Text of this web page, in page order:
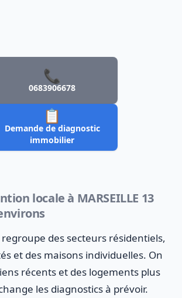
📞
0683906678
📋
Demande de diagnostic
immobilier
locale à MARSEILLE 13
regroupe des secteurs résidentiels,
et des maisons individuelles. On
récents et des logements plus
les diagnostics à prévoir.